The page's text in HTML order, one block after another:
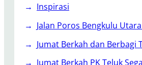
n
g
e
Inspirasi
Jalan Poros Bengkulu
Jumat Berkah dan Berbagi
Jumat Berkah PK Teluk